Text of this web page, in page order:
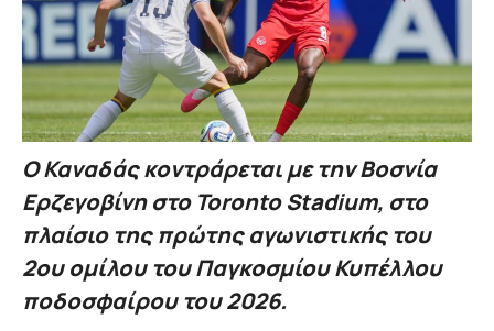
Ο Καναδάς κοντράρεται με την Βοσνία
Ερζεγοβίνη στο Toronto Stadium, στο
πλαίσιο της πρώτης αγωνιστικής του
2ου ομίλου του Παγκοσμίου Κυπέλλου
ποδοσφαίρου του 2026.